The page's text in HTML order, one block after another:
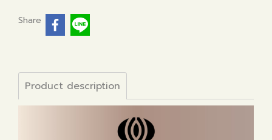
Share
Product description